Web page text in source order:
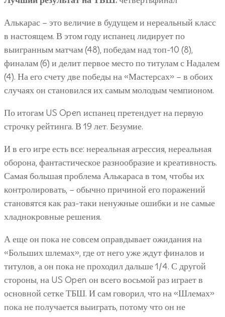
Алькарас – это величие в будущем и нереальный класс
в настоящем. В этом году испанец лидирует по
выигранным матчам (48), победам над топ-10 (8),
финалам (6) и делит первое место по титулам с Надалем
(4). На его счету две победы на «Мастерсах» – в обоих
случаях он становился их самым молодым чемпионом.
По итогам US Open испанец претендует на первую
строчку рейтинга. В 19 лет. Безумие.
И в его игре есть все: нереальная агрессия, нереальная
оборона, фантастическое разнообразие и креативность.
Самая большая проблема Алькараса в том, чтобы их
контролировать, – обычно причиной его поражений
становятся как раз-таки ненужные ошибки и не самые
хладнокровные решения.
А еще он пока не совсем оправдывает ожидания на
«Больших шлемах», где от него уже ждут финалов и
титулов, а он пока не проходил дальше 1/4. С другой
стороны, на US Open он всего восьмой раз играет в
основной сетке ТБШ. И сам говорил, что на «Шлемах»
пока не получается выиграть, потому что он не